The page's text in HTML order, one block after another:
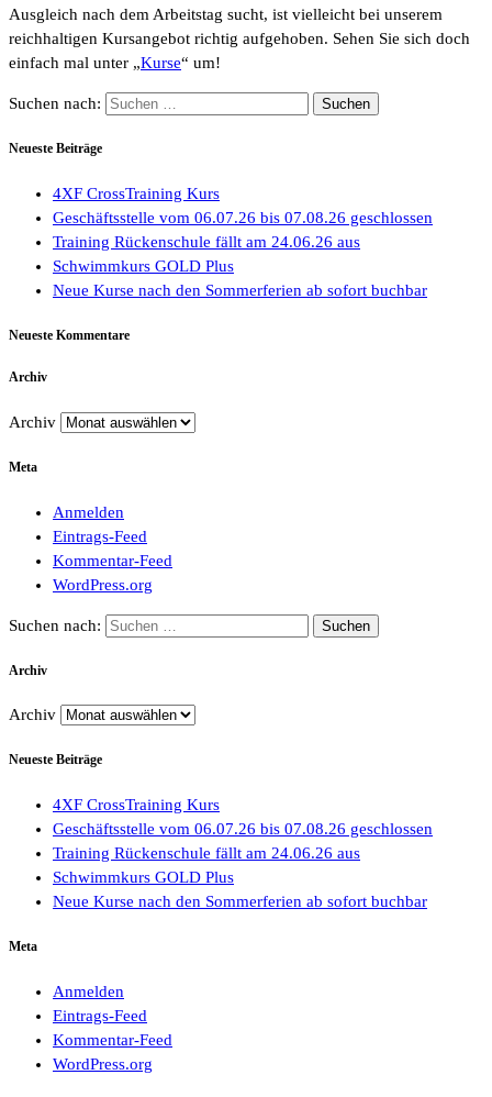
Ausgleich nach dem Arbeitstag sucht, ist vielleicht bei unserem
reichhaltigen Kursangebot richtig aufgehoben. Sehen Sie sich doch
einfach mal unter „Kurse“ um!
Suchen nach:
Neueste Beiträge
4XF CrossTraining Kurs
Geschäftsstelle vom 06.07.26 bis 07.08.26 geschlossen
Training Rückenschule fällt am 24.06.26 aus
Schwimmkurs GOLD Plus
Neue Kurse nach den Sommerferien ab sofort buchbar
Neueste Kommentare
Archiv
Archiv
Meta
Anmelden
Eintrags-Feed
Kommentar-Feed
WordPress.org
Suchen nach:
Archiv
Archiv
Neueste Beiträge
4XF CrossTraining Kurs
Geschäftsstelle vom 06.07.26 bis 07.08.26 geschlossen
Training Rückenschule fällt am 24.06.26 aus
Schwimmkurs GOLD Plus
Neue Kurse nach den Sommerferien ab sofort buchbar
Meta
Anmelden
Eintrags-Feed
Kommentar-Feed
WordPress.org